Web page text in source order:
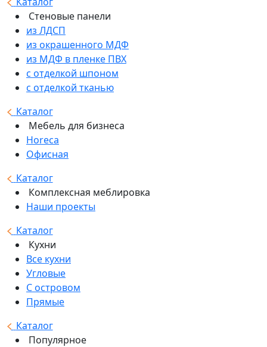
Стеновые панели
из ЛДСП
из окрашенного МДФ
из МДФ в пленке ПВХ
с отделкой шпоном
с отделкой тканью
Каталог
Мебель для бизнеса
Horeca
Офисная
Каталог
Комплексная меблировка
Наши проекты
Каталог
Кухни
Все кухни
Угловые
С островом
Прямые
Каталог
Популярное